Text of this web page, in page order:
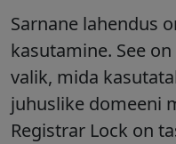
Sarnane lahendus
kasutamine. See
valik, mida
juhuslike domeeni
Registrar Lock on